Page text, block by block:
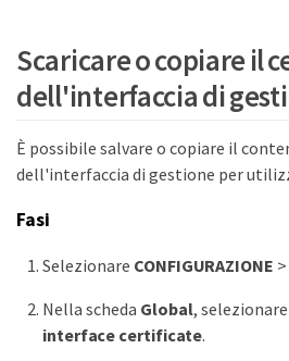
Scaricare o copiare il
dell'interfaccia di
È possibile salvare o copiare il
dell'interfaccia di gestione per
Fasi
Selezionare CONFIGURAZIONE >
Nella scheda Global, selezionare
interface certificate.